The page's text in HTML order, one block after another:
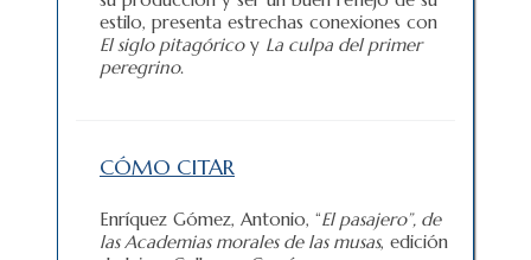
estilo, presenta estrechas conexiones con
El siglo pitagóricoy La culpa del primer
peregrino.
CÓMO CITAR
Enríquez Gómez, Antonio, “El pasajero”, de
las Academias morales de las musas, edición